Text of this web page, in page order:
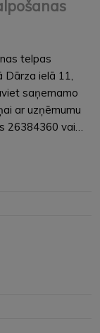
telpas
ielā 11,
saņemamo
ar uzņēmumu
26384360 vai…